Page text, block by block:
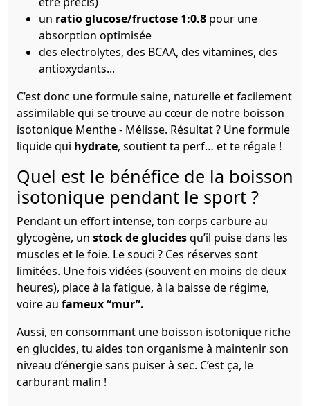
un ratio glucose/fructose 1:0.8 pour une
absorption optimisée
des electrolytes, des BCAA, des vitamines, des
antioxydants...
C’est donc une formule saine, naturelle et facilement
assimilable qui se trouve au cœur de notre boisson
isotonique Menthe - Mélisse. Résultat ? Une formule
liquide qui hydrate, soutient ta perf… et te régale !
Quel est le bénéfice de la boisson
isotonique pendant le sport ?
Pendant un effort intense, ton corps carbure au
glycogène, un stock de glucidesqu’il puise dans les
muscles et le foie. Le souci ? Ces réserves sont
limitées. Une fois vidées (souvent en moins de deux
heures), place à la fatigue, à la baisse de régime,
voire au fameux “mur”.
Aussi, en consommant une boisson isotonique riche
en glucides, tu aides ton organisme à maintenir son
niveau d’énergie sans puiser à sec. C’est ça, le
carburant malin !